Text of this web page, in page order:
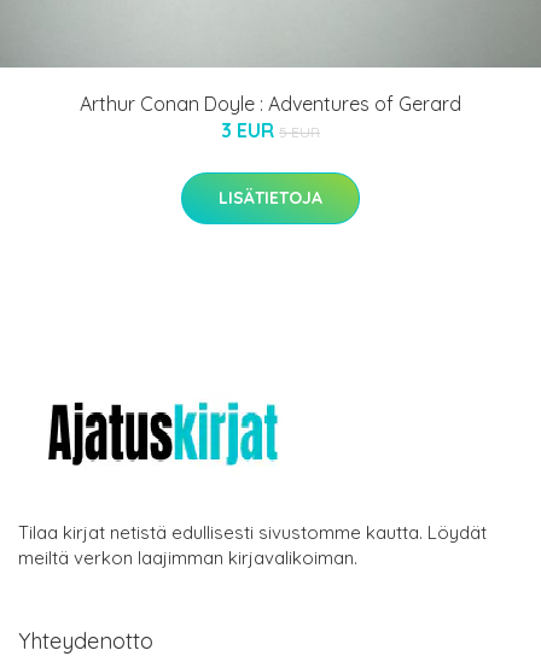
Arthur Conan Doyle : Adventures of Gerard
3 EUR 5 EUR
LISÄTIETOJA
Tilaa kirjat netistä edullisesti sivustomme kautta. Löydät
meiltä verkon laajimman kirjavalikoiman.
Yhteydenotto